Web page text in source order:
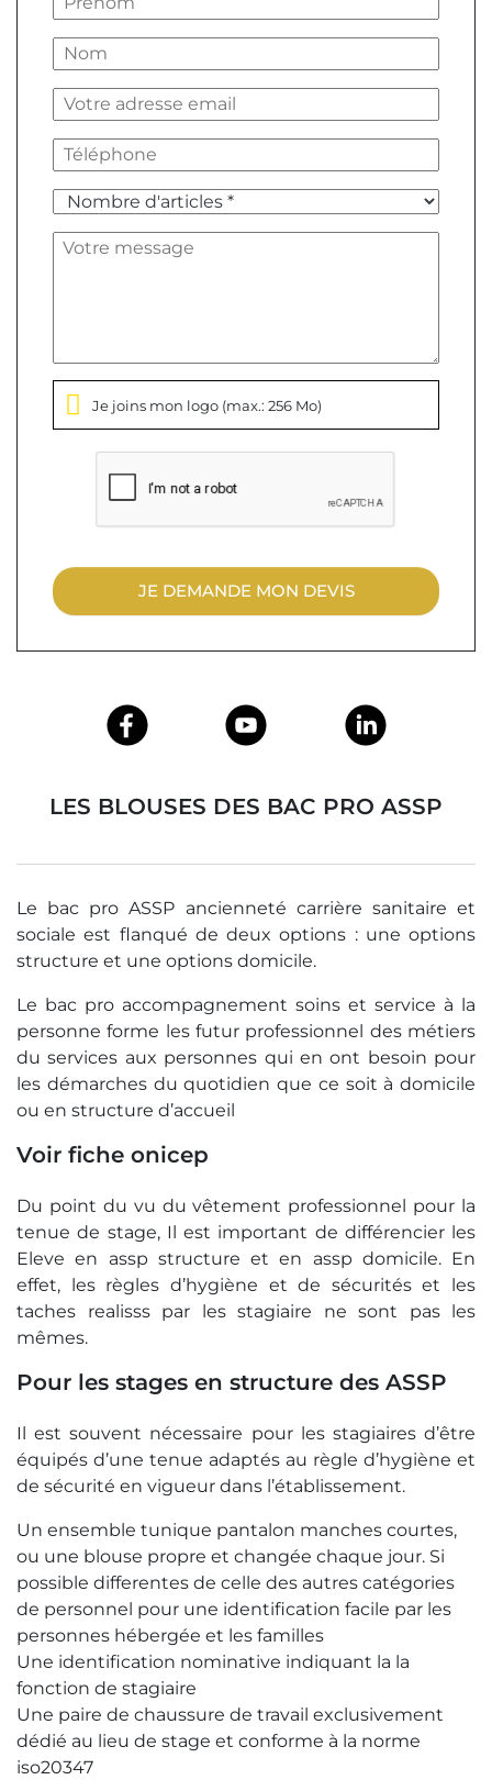
Je joins mon logo (max.: 256 Mo)
JE DEMANDE MON DEVIS
LES BLOUSES DES BAC PRO ASSP
Le bac pro ASSP ancienneté carrière sanitaire et
sociale est flanqué de deux options : une options
structure et une options domicile.
Le bac pro accompagnement soins et service à la
personne forme les futur professionnel des métiers
du services aux personnes qui en ont besoin pour
les démarches du quotidien que ce soit à domicile
ou en structure d’accueil
Voir fiche onicep
Du point du vu du vêtement professionnel pour la
tenue de stage, Il est important de différencier les
Eleve en assp structure et en assp domicile. En
effet, les règles d’hygiène et de sécurités et les
taches realisss par les stagiaire ne sont pas les
mêmes.
Pour les stages en structure des ASSP
Il est souvent nécessaire pour les stagiaires d’être
équipés d’une tenue adaptés au règle d’hygiène et
de sécurité en vigueur dans l’établissement.
Un ensemble tunique pantalon manches courtes,
ou une blouse propre et changée chaque jour. Si
possible differentes de celle des autres catégories
de personnel pour une identification facile par les
personnes hébergée et les familles
Une identification nominative indiquant la la
fonction de stagiaire
Une paire de chaussure de travail exclusivement
dédié au lieu de stage et conforme à la norme
iso20347